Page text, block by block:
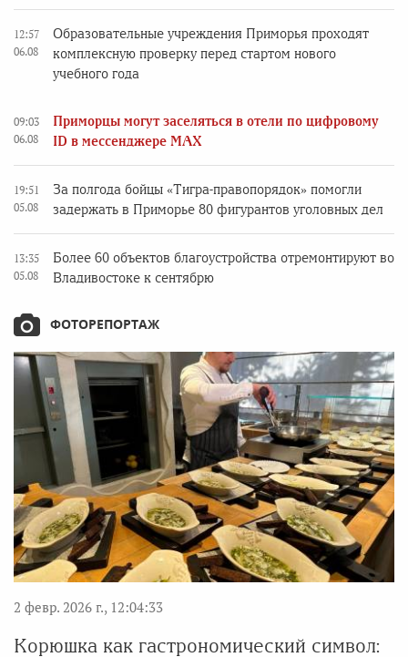
12:57
06.08
Образовательные учреждения Приморья проходят
комплексную проверку перед стартом нового
учебного года
09:03
06.08
Приморцы могут заселяться в отели по цифровому
ID в мессенджере MAX
19:51
05.08
За полгода бойцы «Тигра-правопорядок» помогли
задержать в Приморье 80 фигурантов уголовных дел
13:35
05.08
Более 60 объектов благоустройства отремонтируют во
Владивостоке к сентябрю
ФОТОРЕПОРТАЖ
2 февр. 2026 г., 12:04:33
Корюшка как гастрономический символ: